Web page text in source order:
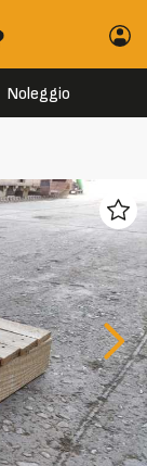
Noleggio